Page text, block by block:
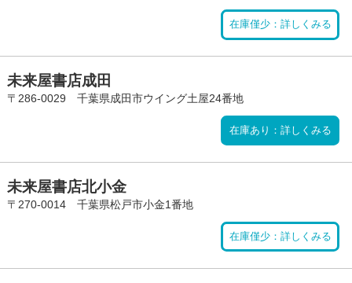
在庫僅少：詳しくみる
未来屋書店成田
〒286-0029 千葉県成田市ウイング土屋24番地
在庫あり：詳しくみる
未来屋書店北小金
〒270-0014 千葉県松戸市小金1番地
在庫僅少：詳しくみる